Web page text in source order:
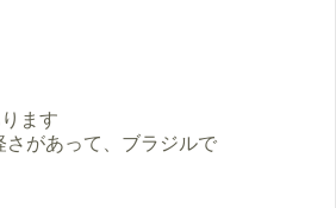
ます
があって、ブラジルで